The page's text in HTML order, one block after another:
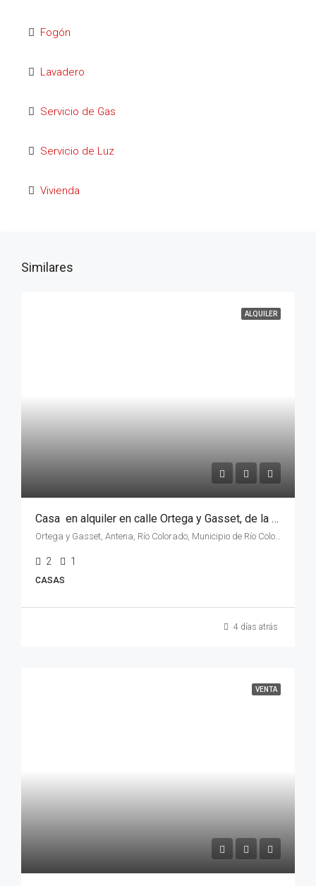
Fogón
Lavadero
Servicio de Gas
Servicio de Luz
Vivienda
Similares
ALQUILER
Casa en alquiler en calle Ortega y Gasset, de la ciudad de Rio Colorado, Rio Negro.
Ortega y Gasset, Antena, Río Colorado, Municipio de Río Colorado, Departamento Pichi Mahuida, Río Negro, 8138, Argentina
2 1
CASAS
4 días atrás
VENTA